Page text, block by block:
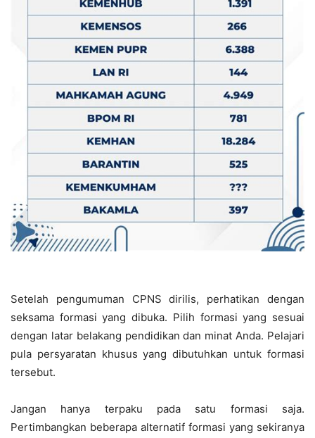
Setelah pengumuman CPNS dirilis, perhatikan dengan
seksama formasi yang dibuka. Pilih formasi yang sesuai
dengan latar belakang pendidikan dan minat Anda. Pelajari
pula persyaratan khusus yang dibutuhkan untuk formasi
tersebut.
Jangan hanya terpaku pada satu formasi saja.
Pertimbangkan beberapa alternatif formasi yang sekiranya